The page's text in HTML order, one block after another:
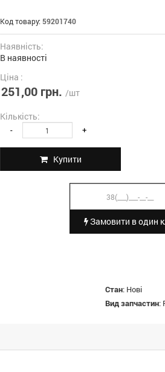
Код товару: 59201740
Наявність:
В наявності
Ціна :
251,00 грн. /шт
Кількість:
- +
Купити
Замовити в один
Стан: Нові
Вид запчастин: